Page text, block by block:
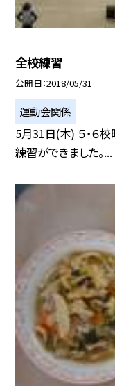
全校練習
公開日 2018/05/31
運動会関係
5月31日(木) ５・６
練習ができました。...